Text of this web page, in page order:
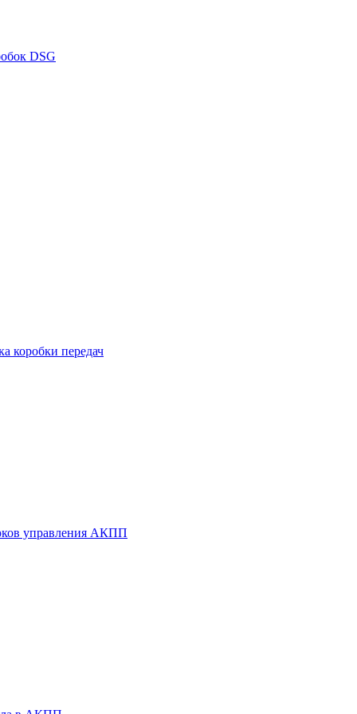
DSG
коробки передач
управления АКПП